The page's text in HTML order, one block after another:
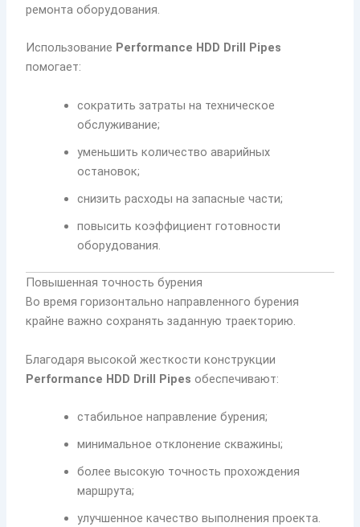
ремонта оборудования.
Использование Performance HDD Drill Pipes
помогает:
сократить затраты на техническое
обслуживание;
уменьшить количество аварийных
остановок;
снизить расходы на запасные части;
повысить коэффициент готовности
оборудования.
Повышенная точность бурения
Во время горизонтально направленного бурения
крайне важно сохранять заданную траекторию.
Благодаря высокой жесткости конструкции
Performance HDD Drill Pipes обеспечивают:
стабильное направление бурения;
минимальное отклонение скважины;
более высокую точность прохождения
маршрута;
улучшенное качество выполнения проекта.